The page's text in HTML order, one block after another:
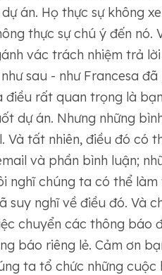
án. Họ thực sự không
thực sự chú ý đến nó.
vác trách nhiệm trả
sau - như Francesa
rất quan trọng là
dự án. Nhưng những
Và tất nhiên, điều đó có
và phần bình luận;
nghĩ chúng ta có thể
nghĩ về điều đó. Và
chuyển các thông báo
báo riêng lẻ. Cảm ơn
ta tổ chức những cuộc